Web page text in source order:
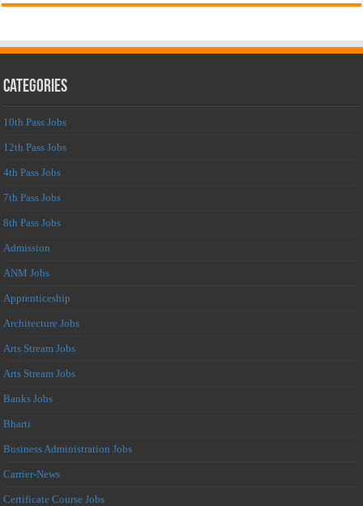
Categories
10th Pass Jobs
12th Pass Jobs
4th Pass Jobs
7th Pass Jobs
8th Pass Jobs
Admission
ANM Jobs
Apprenticeship
Architecture Jobs
Arts Stream Jobs
Arts Stream Jobs
Banks Jobs
Bharti
Business Administration Jobs
Carrier-News
Certificate Course Jobs